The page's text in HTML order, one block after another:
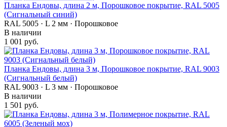
Планка Ендовы, длина 2 м, Порошковое покрытие, RAL 5005
(Сигнальный синий)
RAL 5005 · L 2 мм · Порошковое
В наличии
1 001 руб.
Планка Ендовы, длина 3 м, Порошковое покрытие, RAL 9003
(Сигнальный белый)
RAL 9003 · L 3 мм · Порошковое
В наличии
1 501 руб.